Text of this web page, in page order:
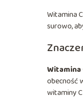
Witamina
surowo,
Witamina
obecność
witaminy